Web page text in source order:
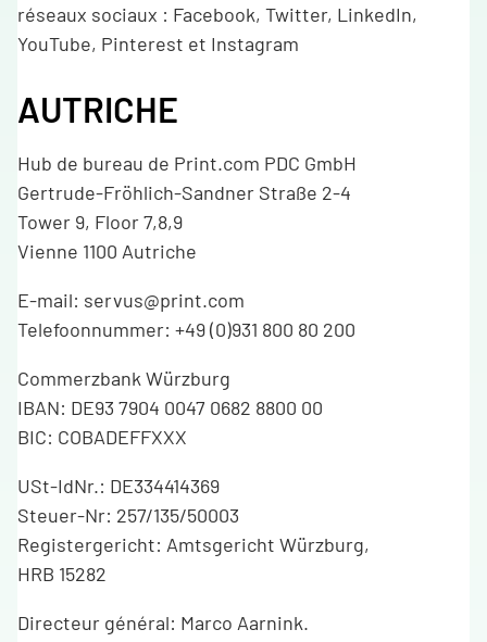
réseaux sociaux : Facebook, Twitter, LinkedIn,
YouTube, Pinterest et Instagram
AUTRICHE
Hub de bureau de Print.com PDC GmbH
Gertrude-Fröhlich-Sandner Straße 2-4
Tower 9, Floor 7,8,9
Vienne 1100 Autriche
E-mail: servus@print.com
Telefoonnummer: +49 (0)931 800 80 200
Commerzbank Würzburg
IBAN: DE93 7904 0047 0682 8800 00
BIC: COBADEFFXXX
USt-IdNr.: DE334414369
Steuer-Nr: 257/135/50003
Registergericht: Amtsgericht Würzburg,
HRB 15282
Directeur général: Marco Aarnink.